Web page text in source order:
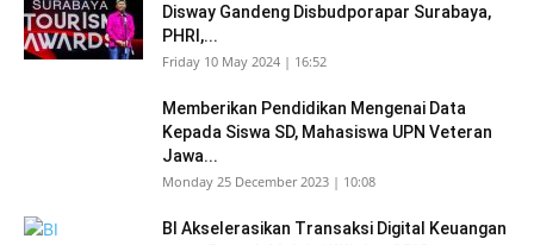
Disway Gandeng Disbudporapar Surabaya,
PHRI,...
Friday 10 May 2024 | 16:52
Memberikan Pendidikan Mengenai Data
Kepada Siswa SD, Mahasiswa UPN Veteran
Jawa...
Monday 25 December 2023 | 10:08
BI Akselerasikan Transaksi Digital Keuangan